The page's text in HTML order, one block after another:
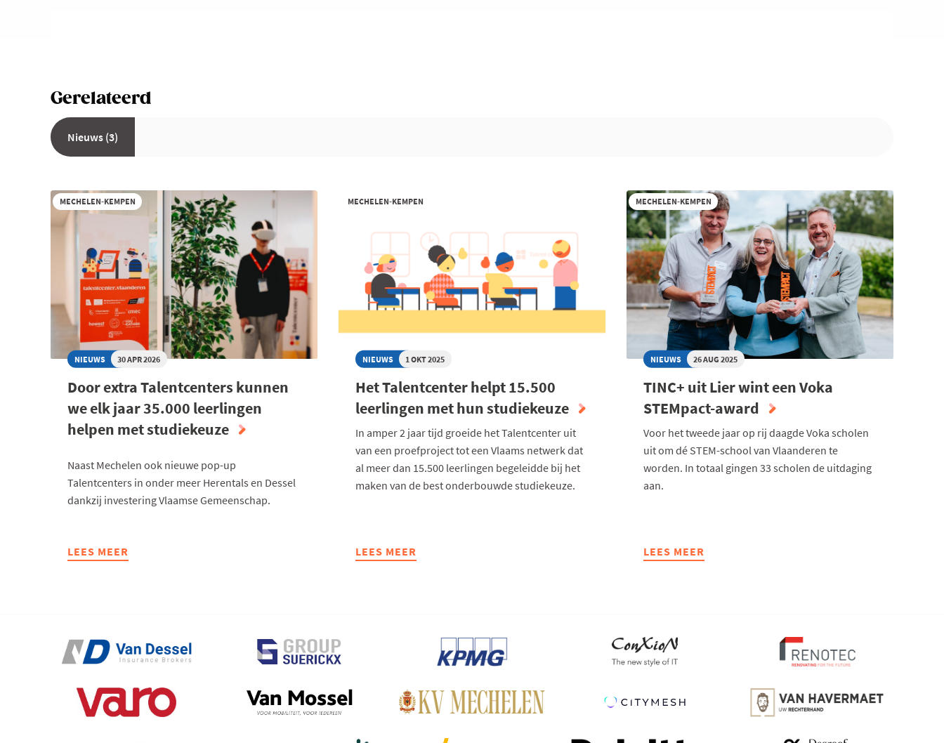
Gerelateerd
Nieuws (3)
MECHELEN-KEMPEN
NIEUWS 30 APR 2026
Door extra Talentcenters kunnen
we elk jaar 35.000 leerlingen
helpen met studiekeuze
Naast Mechelen ook nieuwe pop-up
Talentcenters in onder meer Herentals en Dessel
dankzij investering Vlaamse Gemeenschap.
LEES MEER
ABOUT
ELK
JAAR
35.000
LEERLINGEN
HELPEN
MECHELEN-KEMPEN
NIEUWS 1 OKT 2025
Het Talentcenter helpt 15.500
leerlingen met hun studiekeuze
In amper 2 jaar tijd groeide het Talentcenter uit
van een proefproject tot een Vlaams netwerk dat
al meer dan 15.500 leerlingen begeleidde bij het
maken van de best onderbouwde studiekeuze.
LEES MEER
ABOUT
MECHELEN-KEMPEN
NIEUWS 26 AUG 2025
TINC+ uit Lier wint een Voka
STEMpact-award
Voor het tweede jaar op rij daagde Voka scholen
uit om dé STEM-school van Vlaanderen te
worden. In totaal gingen 33 scholen de uitdaging
aan.
LEES MEER
ABOUT
EEN
VOKA
STEMPACT-